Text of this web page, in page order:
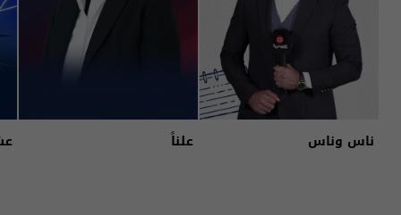
ناس وناس علناً